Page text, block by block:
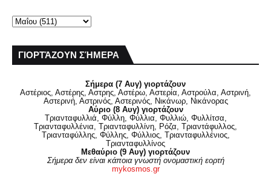
ΓΙΟΡΤΆΖΟΥΝ ΣΉΜΕΡΑ
Σήμερα (7 Αυγ) γιορτάζουν
Αστέριος, Αστέρης, Αστρης, Αστέρω, Αστερία, Αστρούλα, Αστρινή,
Αστερινή, Αστρινός, Αστερινός, Νικάνωρ, Νικάνορας
Αύριο (8 Αυγ) γιορτάζουν
Τριανταφυλλιά, Φύλλη, Φύλλια, Φυλλιώ, Φυλλίτσα,
Τριανταφυλλένια, Τριανταφυλλίνη, Ρόζα, Τριαντάφυλλος,
Τριανταφύλλης, Φύλλης, Φύλλιος, Τριανταφυλλένιος,
Τριανταφυλλίνος
Μεθαύριο (9 Αυγ) γιορτάζουν
Σήμερα δεν είναι κάποια γνωστή ονομαστική εορτή
mykosmos.gr